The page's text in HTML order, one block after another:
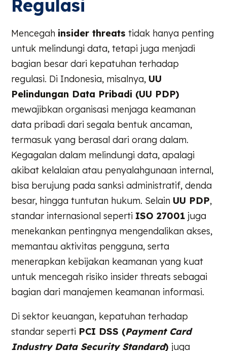
Regulasi
Mencegah insider threats tidak hanya penting
untuk melindungi data, tetapi juga menjadi
bagian besar dari kepatuhan terhadap
regulasi. Di Indonesia, misalnya, UU
Pelindungan Data Pribadi (UU PDP)
mewajibkan organisasi menjaga keamanan
data pribadi dari segala bentuk ancaman,
termasuk yang berasal dari orang dalam.
Kegagalan dalam melindungi data, apalagi
akibat kelalaian atau penyalahgunaan internal,
bisa berujung pada sanksi administratif, denda
besar, hingga tuntutan hukum. Selain UU PDP,
standar internasional seperti ISO 27001 juga
menekankan pentingnya mengendalikan akses,
memantau aktivitas pengguna, serta
menerapkan kebijakan keamanan yang kuat
untuk mencegah risiko insider threats sebagai
bagian dari manajemen keamanan informasi.
Di sektor keuangan, kepatuhan terhadap
standar seperti PCI DSS (Payment Card
Industry Data Security Standard) juga